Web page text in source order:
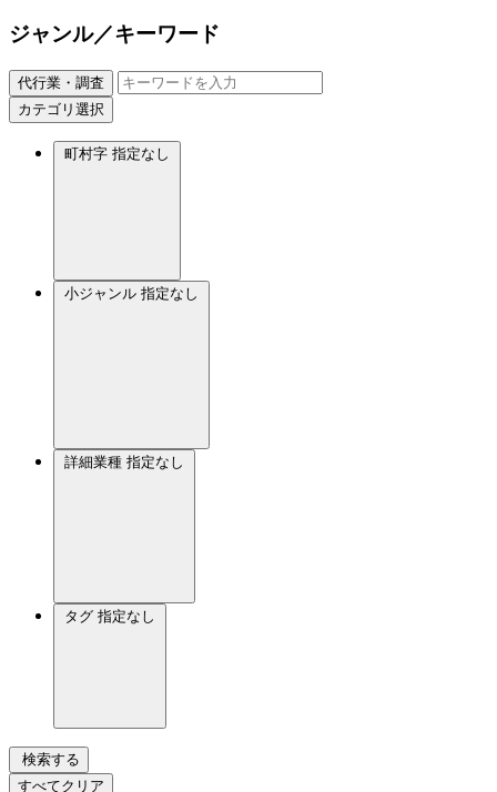
ジャンル／キーワード
代行業・調査
カテゴリ選択
町村字 指定なし
小ジャンル 指定なし
詳細業種 指定なし
タグ 指定なし
検索する
すべてクリア